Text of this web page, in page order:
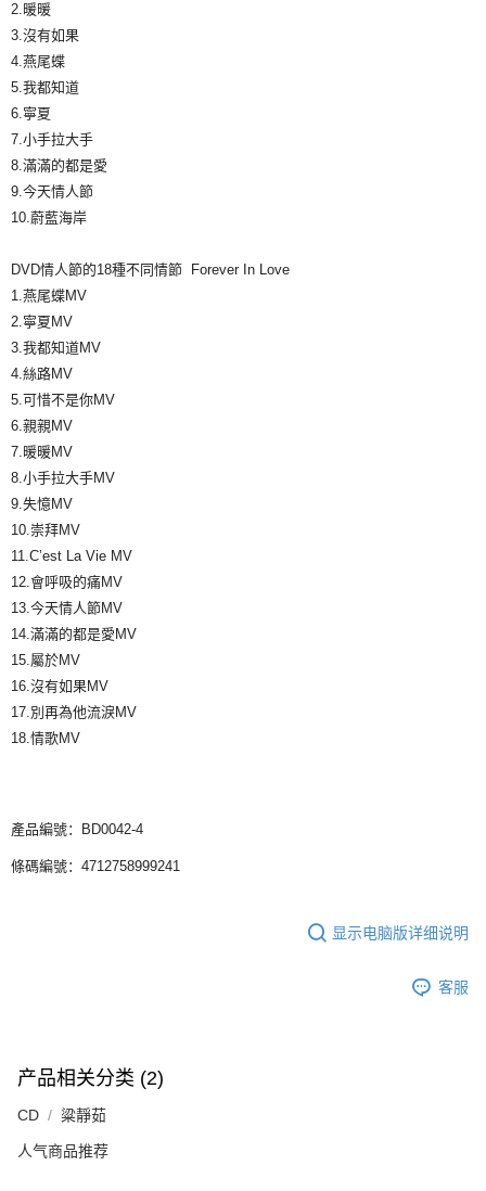
2.暖暖
3.沒有如果
4.燕尾蝶
5.我都知道
6.寧夏
7.小手拉大手
8.滿滿的都是愛
9.今天情人節
10.蔚藍海岸
DVD情人節的18種不同情節 Forever In Love
1.燕尾蝶MV
2.寧夏MV
3.我都知道MV
4.絲路MV
5.可惜不是你MV
6.親親MV
7.暖暖MV
8.小手拉大手MV
9.失憶MV
10.崇拜MV
11.C’est La Vie MV
12.會呼吸的痛MV
13.今天情人節MV
14.滿滿的都是愛MV
15.屬於MV
16.沒有如果MV
17.別再為他流淚MV
18.情歌MV
產品編號：BD0042-4
條碼編號：4712758999241
显示电脑版详细说明
客服
产品相关分类 (2)
CD 粱靜茹
人气商品推荐